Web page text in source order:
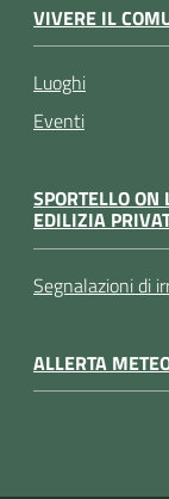
VIVERE IL
Luoghi
Eventi
SPORTELLO
EDILIZIA
Segnalazioni di
ALLERTA